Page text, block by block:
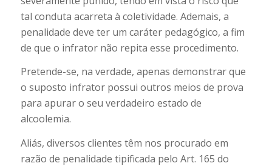
tal conduta acarreta à coletividade. Ademais, a
penalidade deve ter um caráter pedagógico, a fim
de que o infrator não repita esse procedimento.
Pretende-se, na verdade, apenas demonstrar que
o suposto infrator possui outros meios de prova
para apurar o seu verdadeiro estado de
alcoolemia.
Aliás, diversos clientes têm nos procurado em
razão de penalidade tipificada pelo Art. 165 do